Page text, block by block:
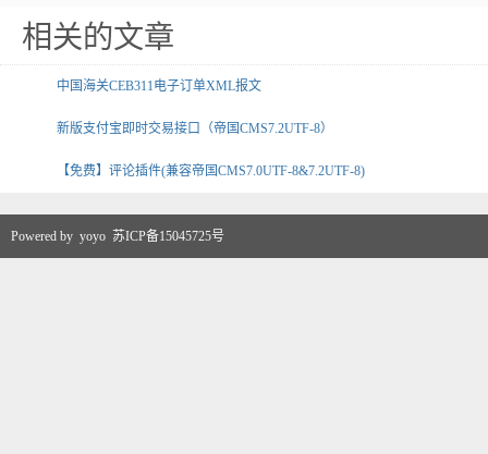
相关的文章
中国海关CEB311电子订单XML报文
新版支付宝即时交易接口（帝国CMS7.2UTF-8）
【免费】评论插件(兼容帝国CMS7.0UTF-8&7.2UTF-8)
Powered by yoyo 苏ICP备15045725号